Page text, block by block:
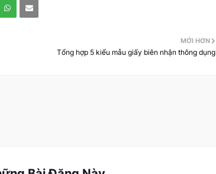
MỚI HƠN
Tổng hợp 5 kiểu mẫu giấy biên nhận thông dụng